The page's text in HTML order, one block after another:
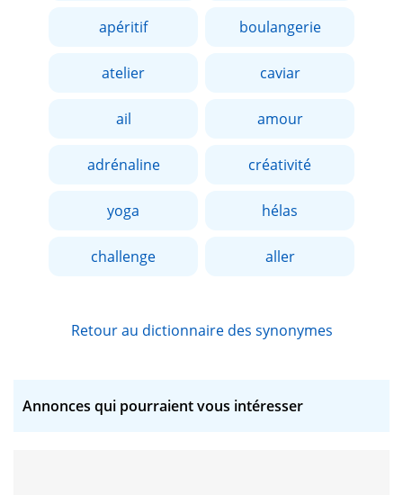
apéritif boulangerie
atelier caviar
ail amour
adrénaline créativité
yoga hélas
challenge aller
Retour au dictionnaire des synonymes
Annonces qui pourraient vous intéresser